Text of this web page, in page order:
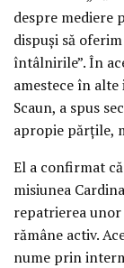
despre mediere
dispuși să
întâlnirile”. În
amestece în
Scaun, a spus
apropie părțile,
El a confirmat
misiunea
repatrierea
rămâne activ.
nume prin